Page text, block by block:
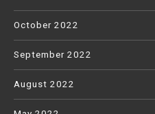
October 2022
September 2022
August 2022